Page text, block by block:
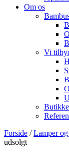
Om os
Vi
Forside /Lamper
udsolgt